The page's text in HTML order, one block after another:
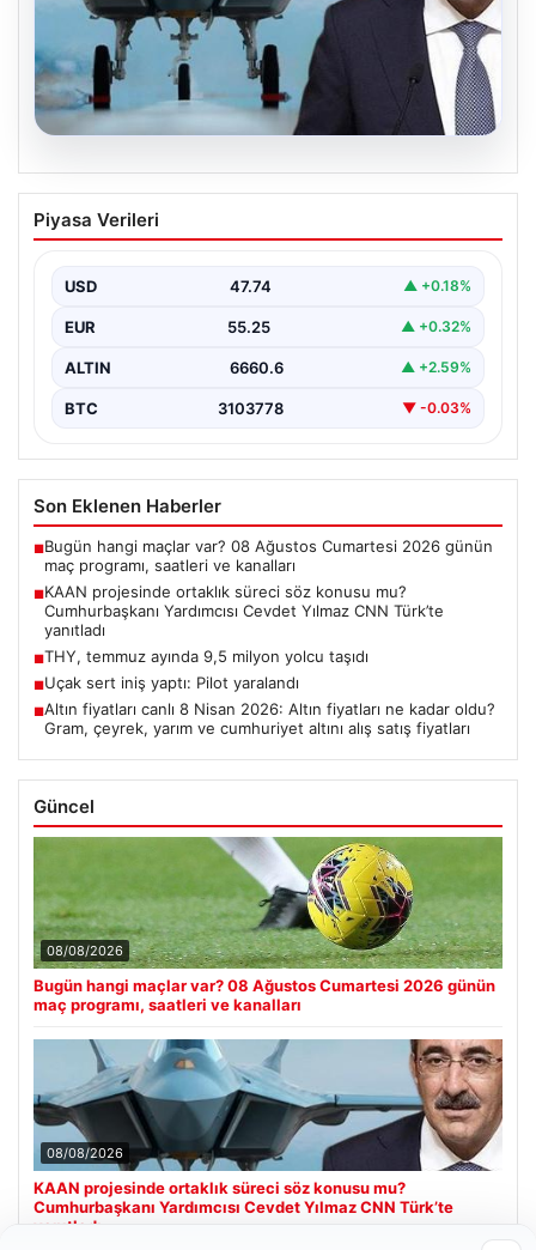
KAAN projesinde ortaklık süreci söz
konusu mu? Cumhurbaşkanı Yardımcısı
Cumhurbaşkanı Yardımcısı Cevdet Yılmaz, CNN Türk
Ortak…
Piyasa Verileri
USD 47.74 ▲ +0.18%
EUR 55.25 ▲ +0.32%
ALTIN 6660.6 ▲ +2.59%
BTC 3103778 ▼ -0.03%
Son Eklenen Haberler
■Bugün hangi maçlar var? 08 Ağustos Cumartesi 2026 günün
maç programı, saatleri ve kanalları
■KAAN projesinde ortaklık süreci söz konusu mu?
Cumhurbaşkanı Yardımcısı Cevdet Yılmaz CNN Türk’te
yanıtladı
■THY, temmuz ayında 9,5 milyon yolcu taşıdı
■Uçak sert iniş yaptı: Pilot yaralandı
■Altın fiyatları canlı 8 Nisan 2026: Altın fiyatları ne kadar oldu?
Gram, çeyrek, yarım ve cumhuriyet altını alış satış fiyatları
Güncel
08/08/2026
Bugün hangi maçlar var? 08 Ağustos Cumartesi 2026 günün
maç programı, saatleri ve kanalları
08/08/2026
KAAN projesinde ortaklık süreci söz konusu mu?
Cumhurbaşkanı Yardımcısı Cevdet Yılmaz CNN Türk’te
yanıtladı